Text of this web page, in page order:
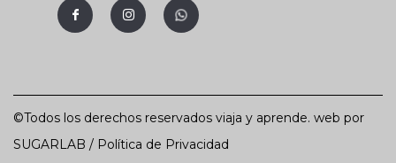
©Todos los derechos reservados viaja y aprende. web por
SUGARLAB / Política de Privacidad